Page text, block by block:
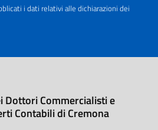
i dati relativi alle dichiarazioni dei
Dottori Commercialisti e
Contabili di Cremona